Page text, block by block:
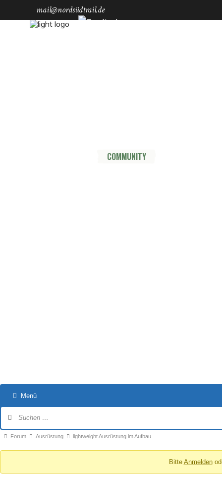
mail@nordsüdtrail.de
COMMUNITY
Menü
Navigation
Forum-
Du
Forum Ausrüstung lightweight Ausrüstung im Aufbau
Bitte Anmelden